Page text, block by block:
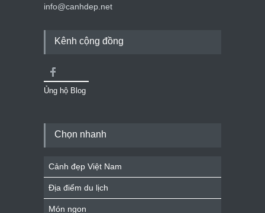
info@canhdep.net
Kênh cộng đồng
Ủng hộ Blog
Chọn nhanh
Cảnh đẹp Việt Nam
Địa điểm du lịch
Món ngon